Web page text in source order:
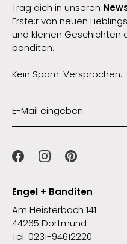
Trag dich in unseren
Erste:r von neuen
und kleinen Geschichten
banditen.
Kein Spam. Versprochen.
Engel + Banditen
Am Heisterbach 141
44265 Dortmund
Tel. 0231-94612220